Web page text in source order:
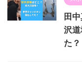
田
沢
た？